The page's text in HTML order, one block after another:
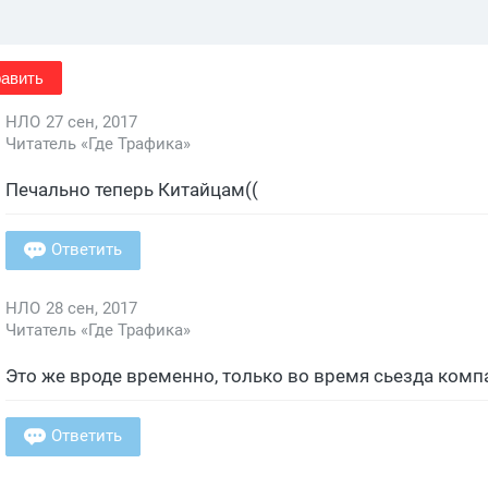
НЛО 27 сен, 2017
Читатель «Где Трафика»
Печально теперь Китайцам((
Ответить
НЛО 28 сен, 2017
Читатель «Где Трафика»
Это же вроде временно, только во время сьезда
Ответить